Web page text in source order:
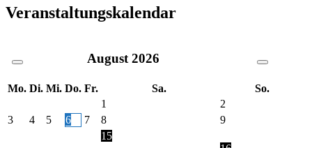
Veranstaltungskalendar
August 2026
Mo. Di. Mi. Do. Fr. Sa.
So.
1
2
3
4 5 6 7 8 9
15